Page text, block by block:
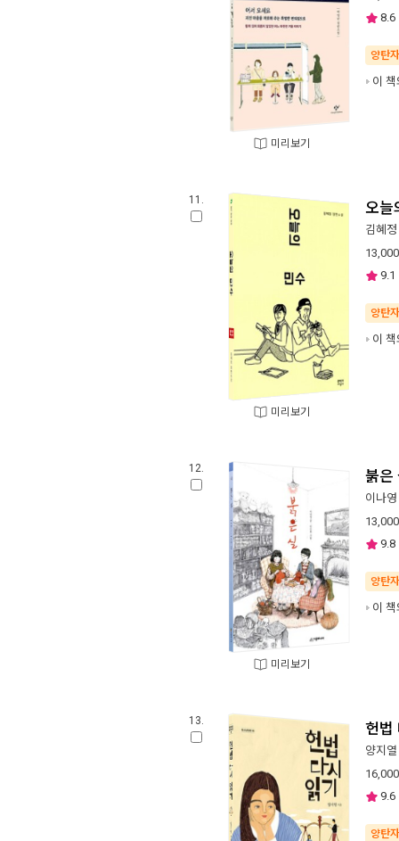
미리보기
8.6
양탄
이
11.
미리보기
오늘
김혜정
13,000
9.1
양탄
이
12.
미리보기
붉은
이나영
13,000
9.8
양탄
이
13. 헌법
양지열
16,000
9.6
양탄